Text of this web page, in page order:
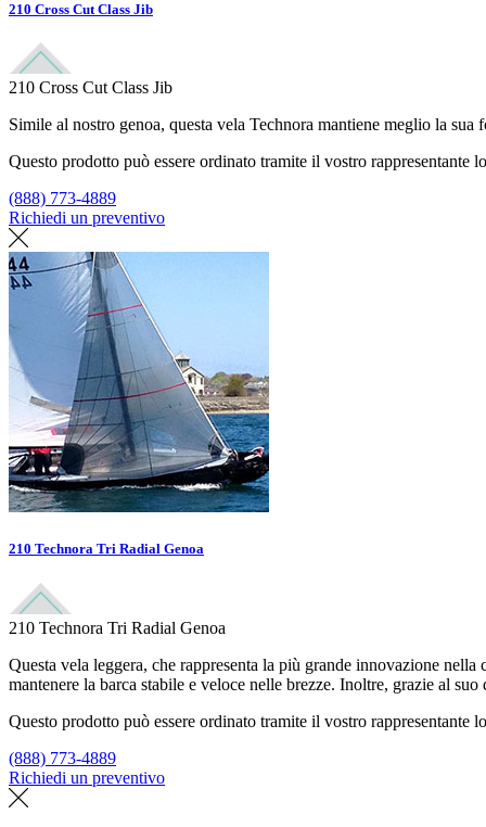
210 Cross Cut Class Jib
210 Cross Cut Class Jib
Simile al nostro genoa, questa vela Technora mantiene meglio la
Questo prodotto può essere ordinato tramite il vostro rappresentante
(888) 773-4889
Richiedi un preventivo
210 Technora Tri Radial Genoa
210 Technora Tri Radial Genoa
Questa vela leggera, che rappresenta la più grande innovazione
mantenere la barca stabile e veloce nelle brezze. Inoltre, grazie al
Questo prodotto può essere ordinato tramite il vostro rappresentante
(888) 773-4889
Richiedi un preventivo